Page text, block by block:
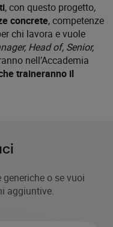
, con questo progetto,
concrete, competenze
chi lavora e vuole
Head of, Senior,
nell’Accademia
traineranno il
o se vuoi
aggiuntive.